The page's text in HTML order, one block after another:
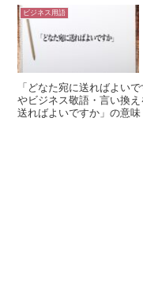
ビジネス用語
「どなた宛に送ればよい
やビジネス敬語・言い換
送ればよいですか」の意